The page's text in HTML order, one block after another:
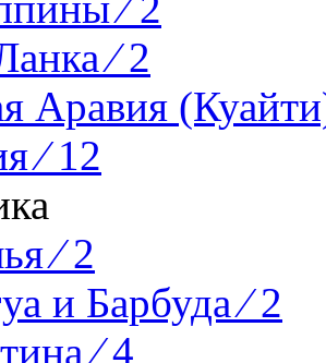
⁄ 2
Аравия
⁄ 12
⁄ 2
и Барбуда ⁄ 2
⁄ 4